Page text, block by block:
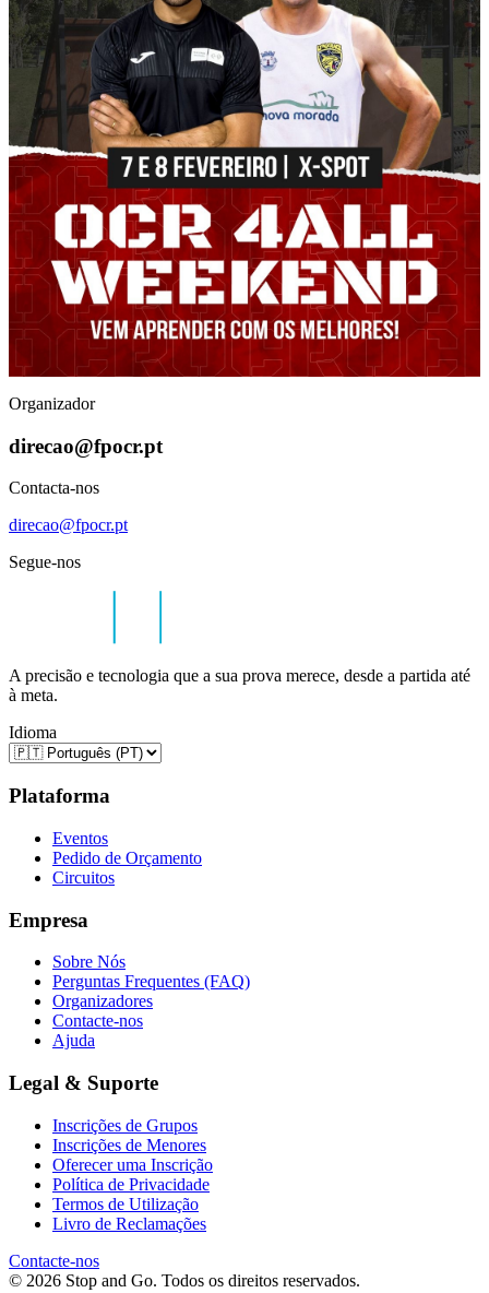
Organizador
direcao@fpocr.pt
Contacta-nos
direcao@fpocr.pt
Segue-nos
A precisão e tecnologia que a sua prova merece, desde a partida até
à meta.
Idioma
Plataforma
Eventos
Pedido de Orçamento
Circuitos
Empresa
Sobre Nós
Perguntas Frequentes (FAQ)
Organizadores
Contacte-nos
Ajuda
Legal & Suporte
Inscrições de Grupos
Inscrições de Menores
Oferecer uma Inscrição
Política de Privacidade
Termos de Utilização
Livro de Reclamações
Contacte-nos
© 2026 Stop and Go. Todos os direitos reservados.